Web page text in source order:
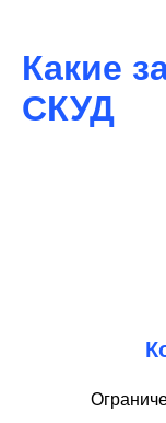
Какие
СКУД